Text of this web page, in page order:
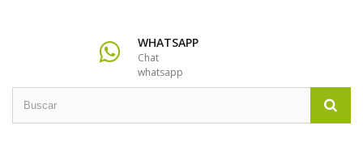
WHATSAPP
Chat
whatsapp